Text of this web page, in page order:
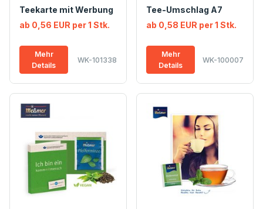
Teekarte mit Werbung
ab 0,56 EUR per 1 Stk.
Mehr
Details
WK-101338
Tee-Umschlag A7
ab 0,58 EUR per 1 Stk.
Mehr
Details
WK-100007